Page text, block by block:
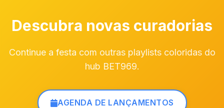
Descubra novas curadorias
Continue a festa com outras playlists coloridas do
hub BET969.
AGENDA DE LANÇAMENTOS